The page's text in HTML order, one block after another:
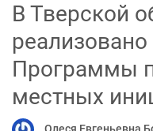
В Тверской
Программы
местных